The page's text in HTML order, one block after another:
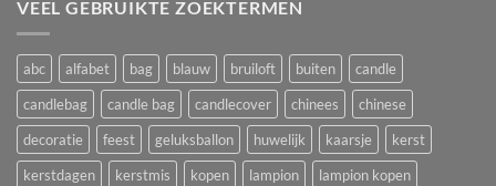
VEEL GEBRUIKTE ZOEKTERMEN
abc alfabet bag blauw bruiloft buiten
candle
candlebag
candle bag candlecover chinees
chinese
decoratie
feest geluksballon huwelijk kaarsje
kerst
kerstdagen
kerstmis kopen lampion
lampion kopen